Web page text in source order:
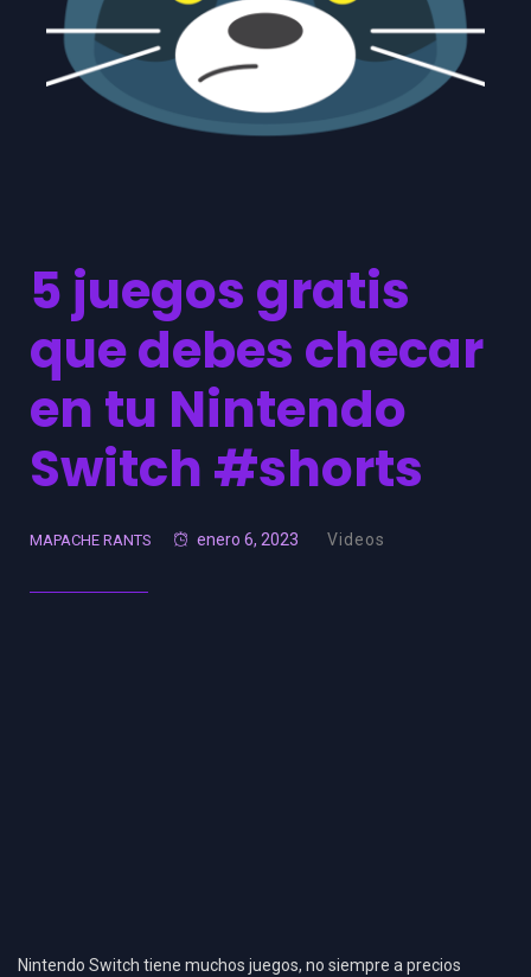
5 juegos gratis
que debes checar
en tu Nintendo
Switch #shorts
MAPACHE RANTS enero 6, 2023 Videos
Nintendo Switch tiene muchos juegos, no siempre a precios